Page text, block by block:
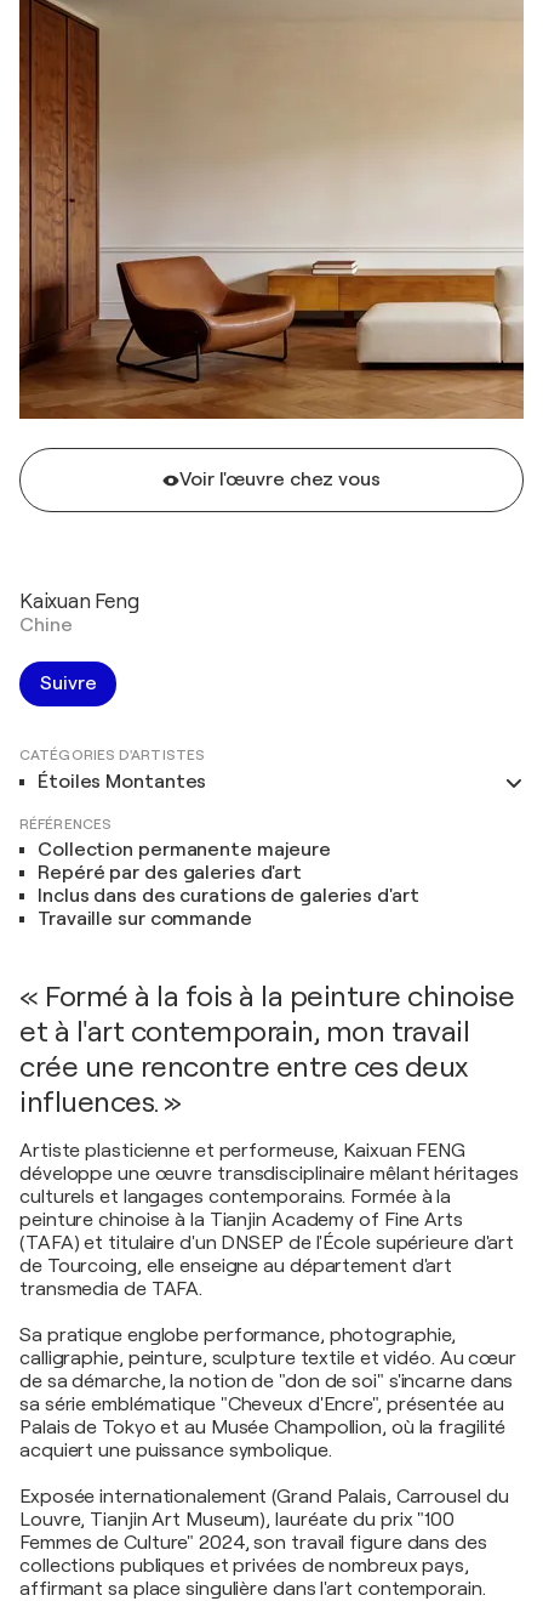
Voir l'œuvre chez vous
Kaixuan Feng
Chine
Suivre
CATÉGORIES D'ARTISTES
Étoiles Montantes
RÉFÉRENCES
Collection permanente majeure
Repéré par des galeries d'art
Inclus dans des curations de galeries d'art
Travaille sur commande
« Formé à la fois à la peinture chinoise
et à l'art contemporain, mon travail
crée une rencontre entre ces deux
influences. »
Artiste plasticienne et performeuse, Kaixuan FENG
développe une œuvre transdisciplinaire mêlant héritages
culturels et langages contemporains. Formée à la
peinture chinoise à la Tianjin Academy of Fine Arts
(TAFA) et titulaire d'un DNSEP de l'École supérieure d'art
de Tourcoing, elle enseigne au département d'art
transmedia de TAFA.
Sa pratique englobe performance, photographie,
calligraphie, peinture, sculpture textile et vidéo. Au cœur
de sa démarche, la notion de "don de soi" s'incarne dans
sa série emblématique "Cheveux d'Encre", présentée au
Palais de Tokyo et au Musée Champollion, où la fragilité
acquiert une puissance symbolique.
Exposée internationalement (Grand Palais, Carrousel du
Louvre, Tianjin Art Museum), lauréate du prix "100
Femmes de Culture" 2024, son travail figure dans des
collections publiques et privées de nombreux pays,
affirmant sa place singulière dans l'art contemporain.